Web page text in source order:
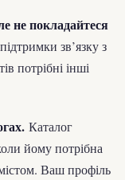
не покладайтеся
зв’язку з
потрібні інші
Каталог
йому потрібна
Ваш профіль